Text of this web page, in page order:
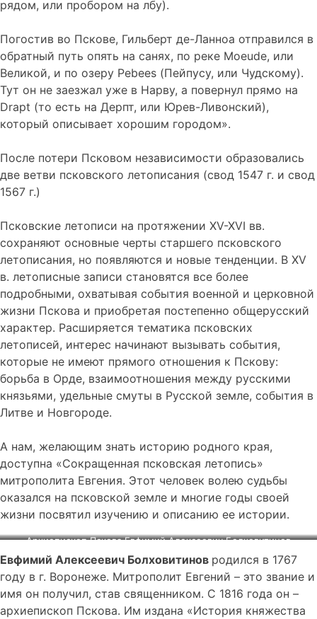
рядом, или пробором на лбу).
Погостив во Пскове, Гильберт де-Ланноа отправился в
обратный путь опять на санях, по реке Moeude, или
Великой, и по озеру Pebees (Пейпусу, или Чудскому).
Тут он не заезжал уже в Нарву, а повернул прямо на
Drapt (то есть на Дерпт, или Юрев-Ливонский),
который описывает хорошим городом».
После потери Псковом независимости образовались
две ветви псковского летописания (свод 1547 г. и свод
1567 г.)
Псковские летописи на протяжении XV-XVI вв.
сохраняют основные черты старшего псковского
летописания, но появляются и новые тенденции. В XV
в. летописные записи становятся все более
подробными, охватывая события военной и церковной
жизни Пскова и приобретая постепенно общерусский
характер. Расширяется тематика псковских
летописей, интерес начинают вызывать события,
которые не имеют прямого отношения к Пскову:
борьба в Орде, взаимоотношения между русскими
князьями, удельные смуты в Русской земле, события в
Литве и Новгороде.
А нам, желающим знать историю родного края,
доступна «Сокращенная псковская летопись»
митрополита Евгения. Этот человек волею судьбы
оказался на псковской земле и многие годы своей
жизни посвятил изучению и описанию ее истории.
Архиепископ Пскова Евфимий Алексеевич Болховитинов
Евфимий Алексеевич Болховитинов родился в 1767
году в г. Воронеже. Митрополит Евгений – это звание и
имя он получил, став священником. С 1816 года он –
архиепископ Пскова. Им издана «История княжества